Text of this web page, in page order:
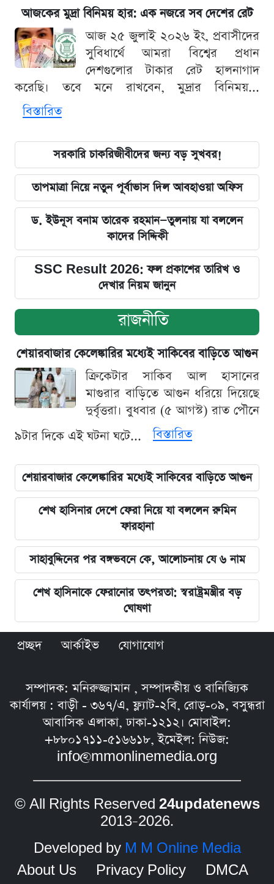
আজকের মুদ্রা বিনিময় হার: এক নজরে সব দেশের রেট
আজ ২৫ জুলাই ২০২৬ ইং, প্রবাসীদের
সুবিধার্থে আমরা বিশ্বের প্রধান
দেশগুলোর টাকার রেট হালনাগাদ
করেছি। তবে মনে রাখবেন, মুদ্রার বিনিময়...
বিস্তারিত
সরকারি চাকরিজীবীদের জন্য বড় সুখবর!
তাপমাত্রা নিয়ে নতুন পূর্বাভাস দিল আবহাওয়া অফিস
ড. ইউনূস বনাম তারেক রহমান—তুলনায় যা বললেন
কাদের সিদ্দিকী
SSC Result 2026: ফল প্রকাশের তারিখ ও
দেখার নিয়ম জানুন
রাজনীতি
শেয়ারবাজার কেলেঙ্কারির মধ্যেই সাকিবের বাড়িতে আগুন
ক্রিকেটার সাকিব আল হাসানের
মাগুরার বাড়িতে আগুন ধরিয়ে দিয়েছে
দুর্বৃত্তরা। বুধবার (৫ আগস্ট) রাত পৌনে
৯টার দিকে এই ঘটনা ঘটে...
বিস্তারিত
শেয়ারবাজার কেলেঙ্কারির মধ্যেই সাকিবের বাড়িতে আগুন
শেখ হাসিনার দেশে ফেরা নিয়ে যা বললেন রুমিন
ফারহানা
সাহাবুদ্দিনের পর বঙ্গভবনে কে, আলোচনায় যে ৬ নাম
শেখ হাসিনাকে ফেরানোর তৎপরতা: স্বরাষ্ট্রমন্ত্রীর বড়
ঘোষণা
প্রচ্ছদ আর্কাইভ যোগাযোগ
সম্পাদক: মনিরুজ্জামান , সম্পাদকীয় ও বানিজ্যিক
কার্যালয় : বাড়ী - ৩৬৭/এ, ফ্ল্যাট-২বি, রোড়-০৯, বসুন্ধরা
আবাসিক এলাকা, ঢাকা-১২১২। মোবাইল:
+৮৮০১৭১১-৫১৬৬১৮, ইমেইল: নিউজ:
info@mmonlinemedia.org
© All Rights Reserved 24updatenews
2013–2026.
Developed by M M Online Media
About Us
Privacy Policy DMCA